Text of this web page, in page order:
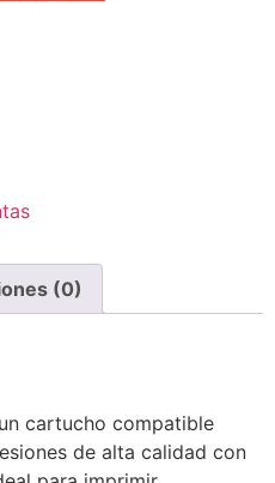
(0)
cartucho compatible
de alta calidad con